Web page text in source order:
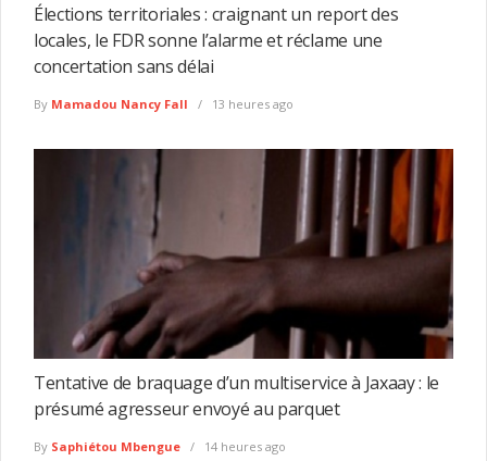
Élections territoriales : craignant un report des
locales, le FDR sonne l’alarme et réclame une
concertation sans délai
By Mamadou Nancy Fall 13 heures ago
Tentative de braquage d’un multiservice à Jaxaay : le
présumé agresseur envoyé au parquet
By Saphiétou Mbengue 14 heures ago